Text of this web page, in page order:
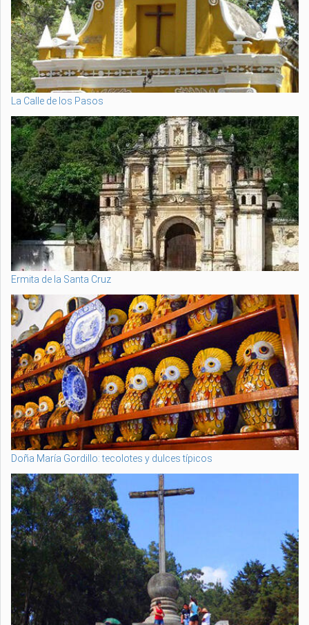
La Calle de los Pasos
Ermita de la Santa Cruz
Doña María Gordillo: tecolotes y dulces típicos